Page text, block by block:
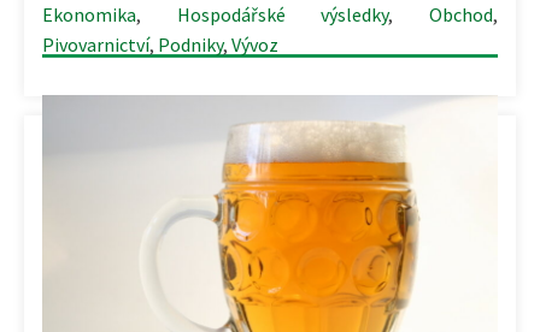
Ekonomika, Hospodářské výsledky, Obchod,
Pivovarnictví, Podniky, Vývoz